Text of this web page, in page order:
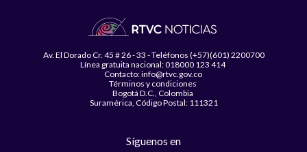
Av. El Dorado Cr. 45 # 26 - 33 - Teléfonos (+57)(601) 2200700
Línea gratuita nacional: 018000 123 414
Contacto: info@rtvc.gov.co
Términos y condiciones
Bogotá D.C., Colombia
Suramérica, Código Postal: 111321
Síguenos en